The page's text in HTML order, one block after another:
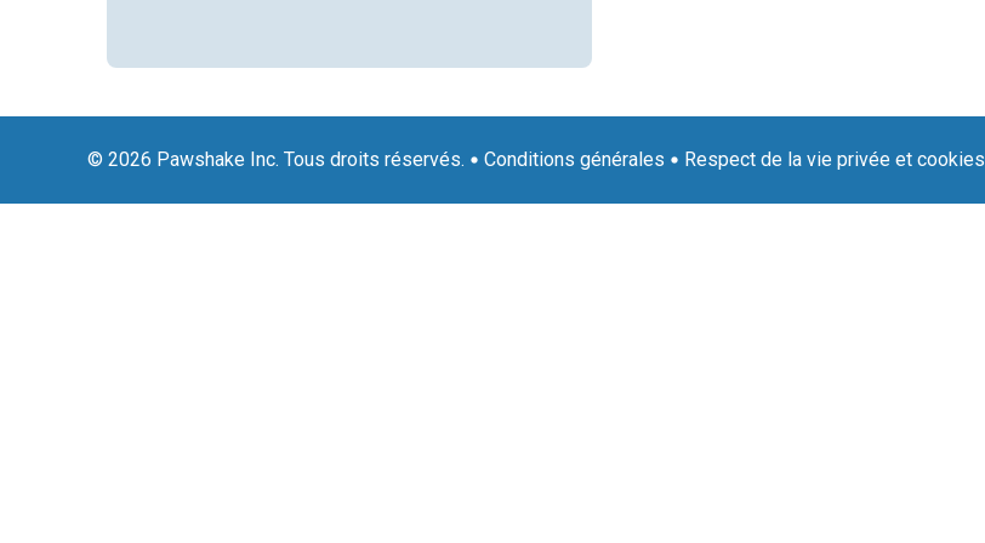
© 2026 Pawshake Inc. Tous droits réservés. Conditions générales Respect de la vie privée et cookies